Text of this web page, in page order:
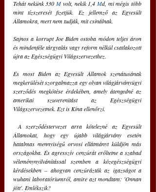
Tehát nekünk 330 M volt, nekik 1,4 Md, mi mégis több
mint tízszeresét fizetjük. Ez jellemző az Egyesült
Államokra, mert nem tudják, mit csinálnak.
Sajnos a korrupt Joe Biden ostoba módon teljes áron
és mindenféle tárgyalás vagy reform nélkül csatlakozott
újra az Egészségügyi Világszervezethez.
És most Biden az Egyesült Államok szenátusának
megkerülését szorgalmazza egy olyan világjárványügyi
szerződés megkötése érdekében, amely átengedné az
amerikai szuverenitást az Egészségügyi
Világszervezetnek. Ezt is Kína ellenőrzi.
Államokat, hogy egy újabb világjárvány esetén
hatalmas mennyiségű orvosi ellátmányt küldjön más
országokba. És agresszív cenzúrát erőltetne a szabad
véleménynyilvánítással szemben a közegészségügyi
kérdésekben – ahogyan cenzúrázták az igazságot a
wuhani laboratóriumról, amire azt mondtam: 'Onnan
jött'. Emlékszik?